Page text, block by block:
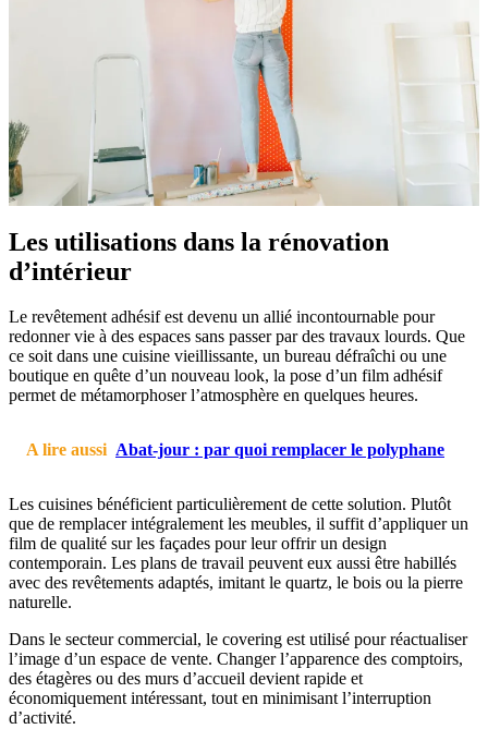
Les utilisations dans la rénovation
d’intérieur
Le revêtement adhésif est devenu un allié incontournable pour
redonner vie à des espaces sans passer par des travaux lourds. Que
ce soit dans une cuisine vieillissante, un bureau défraîchi ou une
boutique en quête d’un nouveau look, la pose d’un film adhésif
permet de métamorphoser l’atmosphère en quelques heures.
A lire aussi Abat-jour : par quoi remplacer le polyphane
Les cuisines bénéficient particulièrement de cette solution. Plutôt
que de remplacer intégralement les meubles, il suffit d’appliquer un
film de qualité sur les façades pour leur offrir un design
contemporain. Les plans de travail peuvent eux aussi être habillés
avec des revêtements adaptés, imitant le quartz, le bois ou la pierre
naturelle.
Dans le secteur commercial, le covering est utilisé pour réactualiser
l’image d’un espace de vente. Changer l’apparence des comptoirs,
des étagères ou des murs d’accueil devient rapide et
économiquement intéressant, tout en minimisant l’interruption
d’activité.